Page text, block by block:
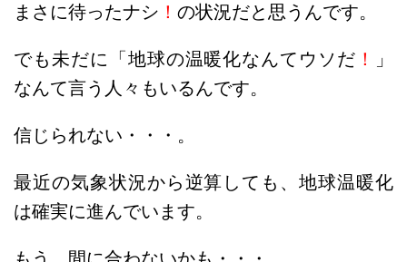
まさに待ったナシ ！ の状況だと思うんです。
でも未だに「地球の温暖化なんてウソだ ！
」
なんて言う人々もいるんです。
信じられない・・・。
最近の気象状況から逆算しても、地球温暖化
は確実に進んでいます。
もう、間に合わないかも・・・。